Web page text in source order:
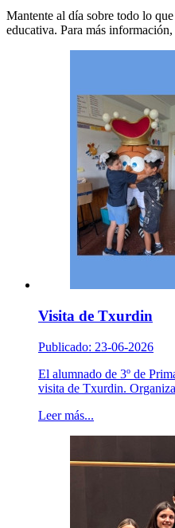
Mantente al día sobre todo lo
educativa. Para más
Visita de Txurdin
Publicado: 23-06-2026
El alumnado de 3º de
visita de Txurdin.
Leer más...